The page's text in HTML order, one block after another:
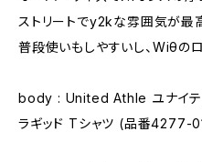
ストリートでy2kな雰囲気が最
普段使いもしやすいし、Wiθの
body : United Athle ユナイテ
ラギッド Tシャツ (品番4277-